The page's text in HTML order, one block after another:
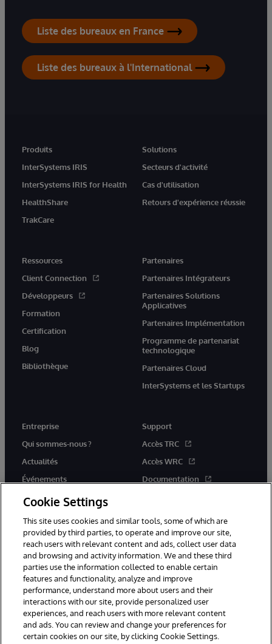
Liste des bureaux en France
Liste des bureaux à l'International
Produits
InterSystems IRIS
InterSystems IRIS for Health
HealthShare
TrakCare
Solutions
Secteurs d'activité
Cas d'utilisation
Retours d'expérience réussie
Ressources
Client Connection
Développeurs
Formation
Certification
Blog
Bibliothèque
Partenaires
Partenaires Intégrateurs
Partenaires Solutions
Applicatives
Partenaires Implémentation
Programme de partenariat
technologique
Partenaires Cloud
InterSystems et les Startups
Entreprise
Qui sommes-nous ?
Actualités
Événements
Rejoignez-nous
Support
Accès TRC
Accès WRC
Documentation
© 1996-2026 InterSystems Corporation, Boston, MA. Tous droits
réservés.
Mentions légales
Déclaration de confidentialité d'InterSystems Corporation
Accessibilité
Cookie Settings
This site uses cookies and similar tools, some of which are
provided by third parties, to operate and improve our site,
reach users with relevant content and ads, collect user data
and browsing and activity information. We and these third
parties use the information collected to enable certain
features and functionality, analyze and improve
performance, understand more about users and their
interactions with our site, provide personalized user
experiences, and reach users with more relevant content
and ads. You can review and change your preferences for
certain cookies on our site, by clicking Cookie Settings.